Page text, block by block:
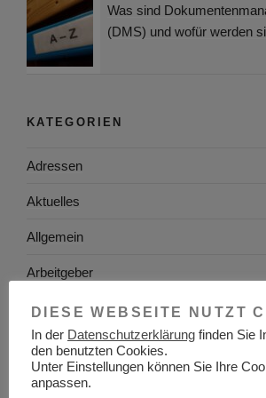
Was sind
(DMS) und wofür werden
KATEGORIEN
Adressen
Aktuelles
Allgemein
Arbeitgeber
Arbeitsplatzsuche
Arbeitsrecht
Arbeitswelt
DIESE WEBSEITE NUTZT
In der Datenschutzerklärung finden Sie
den benutzten Cookies.
Unter Einstellungen können Sie Ihre
anpassen.